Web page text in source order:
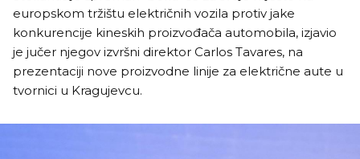
europskom tržištu električnih vozila protiv jake
konkurencije kineskih proizvođača automobila, izjavio
je jučer njegov izvršni direktor Carlos Tavares, na
prezentaciji nove proizvodne linije za električne aute u
tvornici u Kragujevcu.